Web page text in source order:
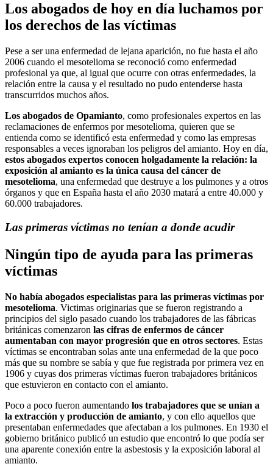
Los abogados de hoy en día luchamos por
los derechos de las víctimas
Pese a ser una enfermedad de lejana aparición, no fue hasta el año
2006 cuando el mesotelioma se reconoció como enfermedad
profesional ya que, al igual que ocurre con otras enfermedades, la
relación entre la causa y el resultado no pudo entenderse hasta
transcurridos muchos años.
Los abogados de Opamianto, como profesionales expertos en las
reclamaciones de enfermos por mesotelioma, quieren que se
entienda como se identificó esta enfermedad y como las empresas
responsables a veces ignoraban los peligros del amianto. Hoy en día,
estos abogados expertos conocen holgadamente la relación: la
exposición al amianto es la única causa del cáncer de
mesotelioma, una enfermedad que destruye a los pulmones y a otros
órganos y que en España hasta el año 2030 matará a entre 40.000 y
60.000 trabajadores.
Las primeras víctimas no tenían a donde acudir
Ningún tipo de ayuda para las primeras
víctimas
No había abogados especialistas para las primeras víctimas por
mesotelioma. Victimas originarias que se fueron registrando a
principios del siglo pasado cuando los trabajadores de las fábricas
británicas comenzaron las cifras de enfermos de cáncer
aumentaban con mayor progresión que en otros sectores. Estas
víctimas se encontraban solas ante una enfermedad de la que poco
más que su nombre se sabía y que fue registrada por primera vez en
1906 y cuyas dos primeras víctimas fueron trabajadores británicos
que estuvieron en contacto con el amianto.
Poco a poco fueron aumentando los trabajadores que se unían a
la extracción y producción de amianto, y con ello aquellos que
presentaban enfermedades que afectaban a los pulmones. En 1930 el
gobierno británico publicó un estudio que encontró lo que podía ser
una aparente conexión entre la asbestosis y la exposición laboral al
amianto.